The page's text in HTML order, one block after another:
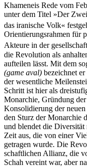
Khameneis Rede vom
unter dem Titel »Der
das iranische Volk«
Orientierungs­rahmen für
Akteure in der
die Revolution als
aufteilen lässt. Mit dem
(game aval) bezeichnet
der wesentliche
Schritt ist hier als
Monarchie, Gründung
Konsolidierung der
den Sturz der Monarchie
und blendet die Diversität
Zeit aus, die von einer
getragen wurde. Die
schaftlichen Allianz, die
Schah vereint war, aber